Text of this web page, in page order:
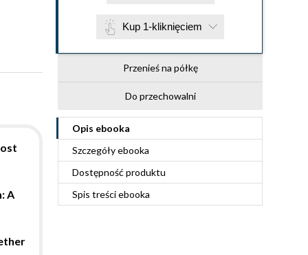
Kup 1-kliknięciem
Przenieś na półkę
Do przechowalni
Opis ebooka
Szczegółyebooka
Dostępność produktu
Spis treściebooka
A